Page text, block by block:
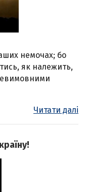
немочах; бо
як належить,
Читати далі